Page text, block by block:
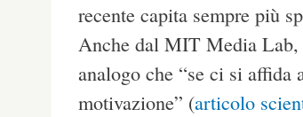
recente capita sempre più
Anche dal MIT Media Lab,
analogo che “se ci si affida
motivazione” (articolo